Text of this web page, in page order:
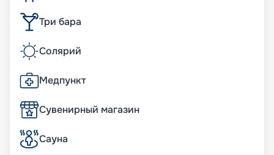
Три бара
Солярий
Медпункт
Сувенирный магазин
Сауна